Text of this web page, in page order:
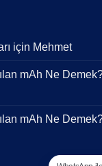
için Mehmet
mAh Ne
mAh Ne